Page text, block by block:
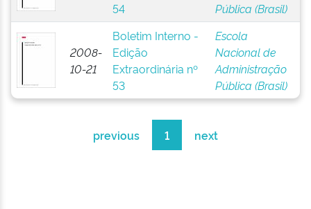
54
Pública (Brasil)
2008-
10-21
Boletim Interno -
Edição
Extraordinária nº
53
Escola
Nacional de
Administração
Pública (Brasil)
previous 1 next